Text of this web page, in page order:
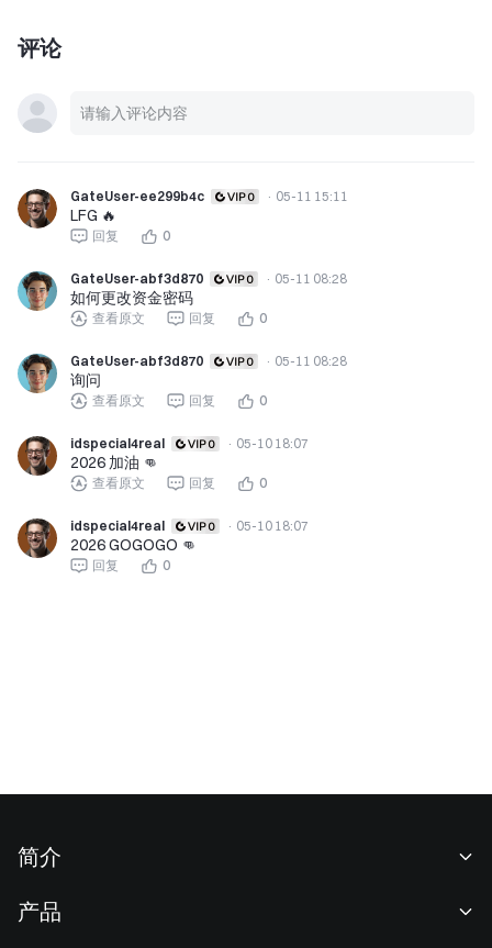
评论
GateUser-ee299b4c · 05-11 15:11
LFG 🔥
回复 0
GateUser-abf3d870 · 05-11 08:28
如何更改资金密码
查看原文 回复 0
GateUser-abf3d870 · 05-11 08:28
询问
查看原文 回复 0
idspecial4real · 05-10 18:07
2026 加油 👊
查看原文 回复 0
idspecial4real · 05-10 18:07
2026 GOGOGO 👊
回复 0
简介
产品